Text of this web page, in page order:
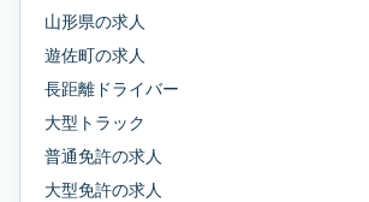
山形県の求人
遊佐町の求人
長距離ドライバー
大型トラック
普通免許の求人
大型免許の求人